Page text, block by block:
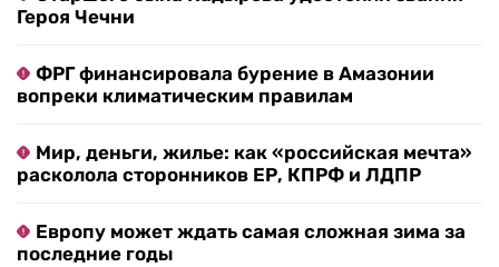
Героя Чечни
ФРГ финансировала бурение в Амазонии
вопреки климатическим правилам
Мир, деньги, жилье: как «российская мечта»
расколола сторонников ЕР, КПРФ и ЛДПР
Европу может ждать самая сложная зима за
последние годы